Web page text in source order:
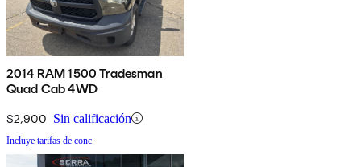
2014 RAM 1500 Tradesman
Quad Cab 4WD
$2,900 Sin calificación
Incluye tarifas de conc.